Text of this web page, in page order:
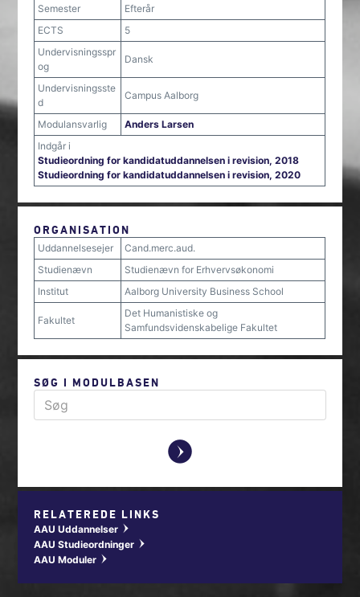
Semester
Efterår
ECTS
5
Undervisningsspr
og
Dansk
Undervisningsste
d
Campus Aalborg
Modulansvarlig
Anders Larsen
Indgår i
Studieordning for kandidatuddannelsen i revision, 2018
Studieordning for kandidatuddannelsen i revision, 2020
ORGANISATION
Uddannelsesejer
Cand.merc.aud.
Studienævn
Studienævn for Erhvervsøkonomi
Institut
Aalborg University Business School
Fakultet
Det Humanistiske og
Samfundsvidenskabelige Fakultet
SØG I MODULBASEN
y
RELATEREDE LINKS
AAU Uddannelser w
AAU Studieordninger w
AAU Moduler w